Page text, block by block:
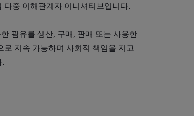
중 이해관계자 이니셔티브입니다.
팜유를 생산, 구매, 판매 또는 사용한
지속 가능하며 사회적 책임을 지고
.